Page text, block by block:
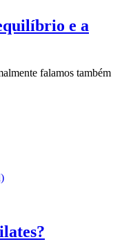
e a
falamos também